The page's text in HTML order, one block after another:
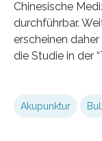
Chinesische
durchführbar.
erscheinen
die Studie in der
Akupunktur